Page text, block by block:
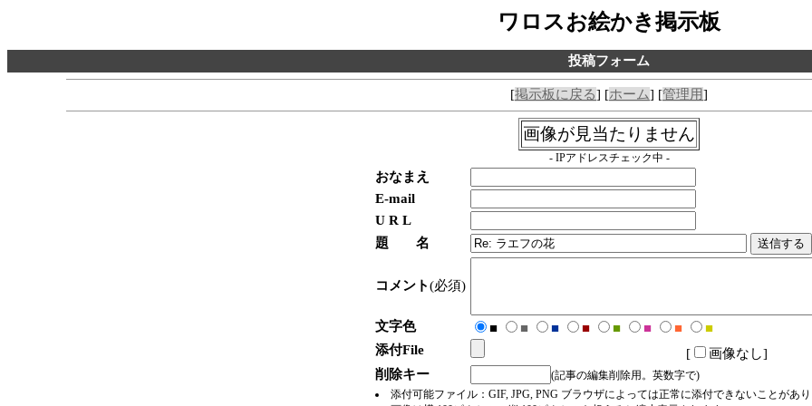
ワロスお絵かき掲示板
投稿フォーム
[掲示板に戻る] [ホーム] [管理用]
画像が見当たりません
- IPアドレスチェック中 -
おなまえ
E-mail
U R L
題 名
コメント(必須)
文字色 ■ ■ ■ ■ ■ ■ ■
■
添付File
[ 画像なし]
削除キー
(記事の編集削除用。英数字で)
添付可能ファイル：GIF, JPG, PNG ブラウザによっては正常に添付できないことがあ